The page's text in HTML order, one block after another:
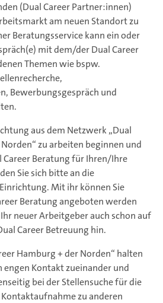
(Dual Career Partner:innen)
am neuen Standort zu
Beratungsservice kann ein oder
mit dem/der Dual Career
Themen wie bspw.
Bewerbungsgespräch und
aus dem Netzwerk „Dual
zu arbeiten beginnen und
Career Beratung für Ihren/Ihre
Sie sich bitte an die
Mit ihr können Sie
Beratung angeboten werden
neuer Arbeitgeber auch schon auf
Career Betreuung hin.
Hamburg + der Norden“ halten
engen Kontakt zueinander und
bei der Stellensuche für die
Kontaktaufnahme zu anderen